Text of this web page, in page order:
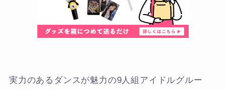
実力のあるダンスが魅力の9人組アイドルグルー